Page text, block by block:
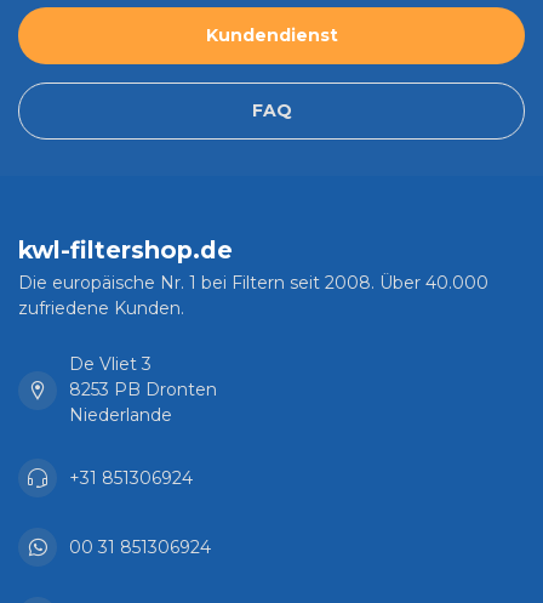
Kundendienst
FAQ
kwl-filtershop.de
Die europäische Nr. 1 bei Filtern seit 2008. Über 40.000
zufriedene Kunden.
De Vliet 3
8253 PB Dronten
Niederlande
+31 851306924
00 31 851306924